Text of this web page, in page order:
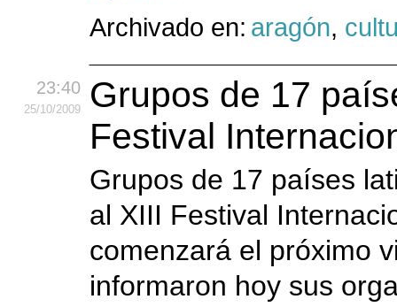
Archivado en: aragón,
23:40
25/10/2009
Grupos de 17
Festival
Grupos de 17 países
al XIII Festival
comenzará el próximo
informaron hoy sus